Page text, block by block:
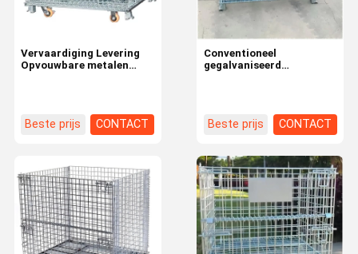
Conventioneel
gegalvaniseerd
Beste prijs CONTACT
Vervaardiging Levering
Opvouwbare metalen
Beste prijs CONTACT